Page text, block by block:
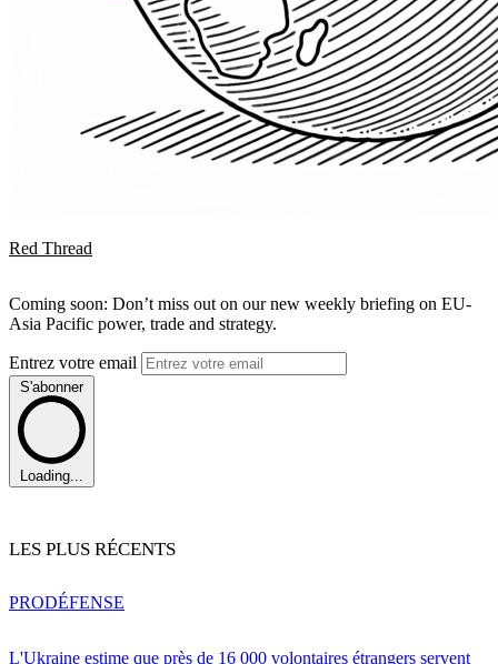
Red Thread
Coming soon: Don’t miss out on our new weekly briefing on EU-
Asia Pacific power, trade and strategy.
Entrez votre email
S'abonner
Loading...
LES PLUS RÉCENTS
L'Ukraine estime que près de 16 000 volontaires étrangers servent
PRODÉFENSE